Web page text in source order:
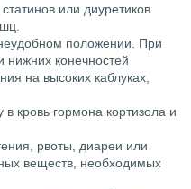
или диуретиков
положении. При
конечностей
на высоких каблуках,
кровь гормона кортизола и
рвоты, диареи или
веществ, необходимых